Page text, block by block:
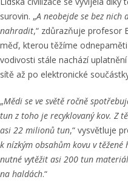
surovin. „A neobejde se bez nich
nahradit,“ zdůrazňuje profesor
měď, kterou těžíme
vodivosti stále nachází
sítě až po elektronické
„Mědi se ve světě ročně
tun z toho je recyklovaný kov. Z
asi 22 milionů tun,“ vysvětluje
k nízkým obsahům kovu v
nutné vytěžit asi 200 tun
na haldách.“